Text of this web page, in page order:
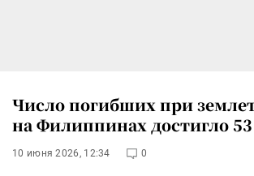
Число погибших при
на Филиппинах достигло 53
10 июня 2026, 12:34 0